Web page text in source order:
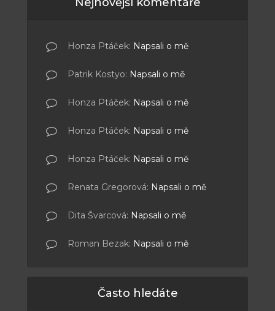
Honza Ptáček: Napsali o mě
Patrik Kostyo: Napsali o mě
Honza Ptáček: Napsali o mě
Honza Ptáček: Napsali o mě
Honza Ptáček: Napsali o mě
Renata Gregorová: Napsali o mě
Dita Švarcová: Napsali o mě
Roman Bezak: Napsali o mě
Často hledáte